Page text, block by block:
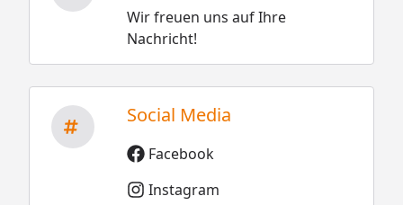
Wir freuen uns auf Ihre
Nachricht!
Social Media
Facebook
Instagram